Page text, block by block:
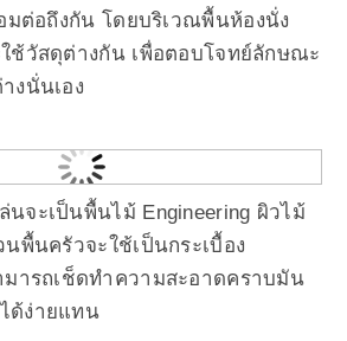
มต่อถึงกัน โดยบริเวณพื้นห้องนั่ง
ช้วัสดุต่างกัน เพื่อตอบโจทย์ลักษณะ
งนั่นเอง
นจะเป็นพื้นไม้ Engineering ผิวไม้
พื้นครัวจะใช้เป็นกระเบื้อง
มารถเช็ดทำความสะอาดคราบมัน
ด้ง่ายแทน